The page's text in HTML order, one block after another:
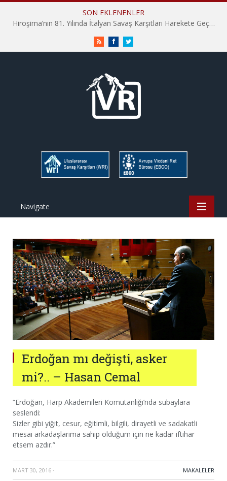
SON EKLENENLER
İHD İstanbul Şube Vicdani Ret Komisyonu: Vicdani Retçiler Olarak Destek İçin Buradayız!
RSS FacebookTwitter
Navigate
Erdoğan mı değişti, asker
mi?.. – Hasan Cemal
“Erdoğan, Harp Akademileri Komutanlığı’nda subaylara
seslendi:
Sizler gibi yiğit, cesur, eğitimli, bilgili, dirayetli ve sadakatli
mesai arkadaşlarıma sahip olduğum için ne kadar iftihar
etsem azdır.”
MART 30, 2016 · MAKALELER